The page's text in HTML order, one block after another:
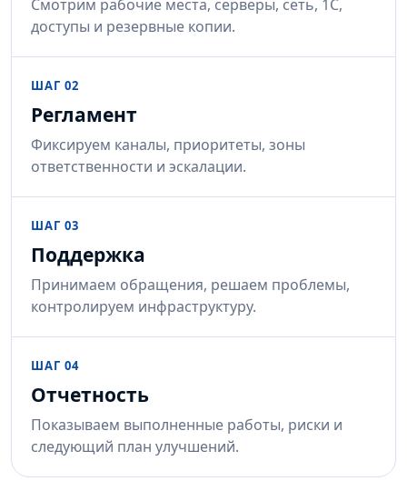
Смотрим рабочие места, серверы, сеть, 1С,
доступы и резервные копии.
ШАГ 02
Регламент
Фиксируем каналы, приоритеты, зоны
ответственности и эскалации.
ШАГ 03
Поддержка
Принимаем обращения, решаем проблемы,
контролируем инфраструктуру.
ШАГ 04
Отчетность
Показываем выполненные работы, риски и
следующий план улучшений.